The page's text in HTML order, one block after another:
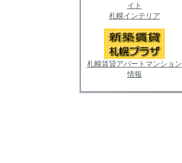
イト
札幌インテリア
札幌賃貸アパートマンション
情報